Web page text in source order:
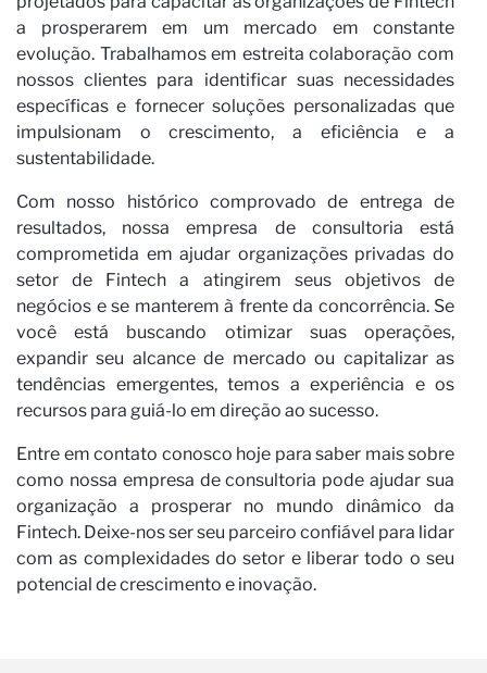
a prosperarem em um mercado em constante
evolução. Trabalhamos em estreita colaboração com
nossos clientes para identificar suas necessidades
específicas e fornecer soluções personalizadas que
impulsionam o crescimento, a eficiência e a
sustentabilidade.
Com nosso histórico comprovado de entrega de
resultados, nossa empresa de consultoria está
comprometida em ajudar organizações privadas do
setor de Fintech a atingirem seus objetivos de
negócios e se manterem à frente da concorrência. Se
você está buscando otimizar suas operações,
expandir seu alcance de mercado ou capitalizar as
tendências emergentes, temos a experiência e os
recursos para guiá-lo em direção ao sucesso.
Entre em contato conosco hoje para saber mais sobre
como nossa empresa de consultoria pode ajudar sua
organização a prosperar no mundo dinâmico da
Fintech. Deixe-nos ser seu parceiro confiável para lidar
com as complexidades do setor e liberar todo o seu
potencial de crescimento e inovação.